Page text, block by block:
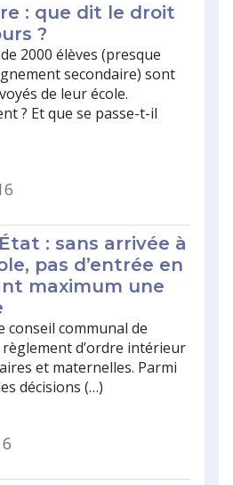
: que dit le droit
?
2000 élèves (presque
secondaire) sont
de leur école.
? Et que se passe-t-il
: sans arrivée à
pas d’entrée en
maximum une
conseil communal de
d’ordre intérieur
et maternelles. Parmi
décisions (…)